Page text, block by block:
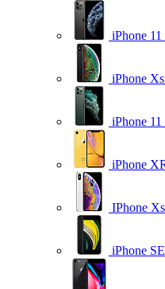
iPhone 11
iPhone
iPhone
iPhone
IPhone Xs
iPhone